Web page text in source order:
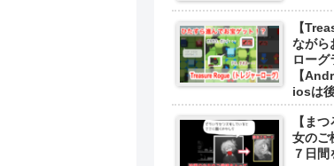
【
ながら
ローグ
【
iosは
【ま
女のご
７日間